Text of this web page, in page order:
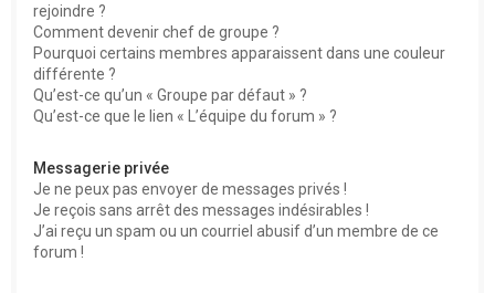
rejoindre ?
Comment devenir chef de groupe ?
Pourquoi certains membres apparaissent dans une couleur
différente ?
Qu’est-ce qu’un « Groupe par défaut » ?
Qu’est-ce que le lien « L’équipe du forum » ?
Messagerie privée
Je ne peux pas envoyer de messages privés !
Je reçois sans arrêt des messages indésirables !
J’ai reçu un spam ou un courriel abusif d’un membre de ce
forum !